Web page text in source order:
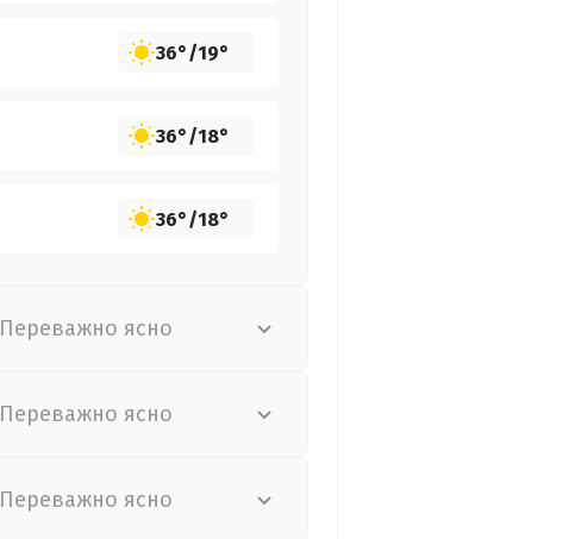
36°/19°
36°/18°
36°/18°
Переважно ясно
Переважно ясно
Переважно ясно